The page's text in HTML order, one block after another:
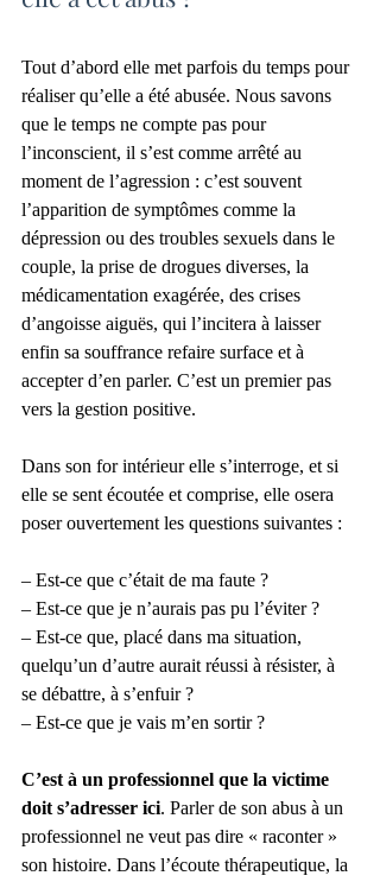
Tout d’abord elle met parfois du temps pour
réaliser qu’elle a été abusée. Nous savons
que le temps ne compte pas pour
l’inconscient, il s’est comme arrêté au
moment de l’agression : c’est souvent
l’apparition de symptômes comme la
dépression ou des troubles sexuels dans le
couple, la prise de drogues diverses, la
médicamentation exagérée, des crises
d’angoisse aiguës, qui l’incitera à laisser
enfin sa souffrance refaire surface et à
accepter d’en parler. C’est un premier pas
vers la gestion positive.
Dans son for intérieur elle s’interroge, et si
elle se sent écoutée et comprise, elle osera
poser ouvertement les questions suivantes :
– Est-ce que c’était de ma faute ?
– Est-ce que je n’aurais pas pu l’éviter ?
– Est-ce que, placé dans ma situation,
quelqu’un d’autre aurait réussi à résister, à
se débattre, à s’enfuir ?
– Est-ce que je vais m’en sortir ?
C’est à un professionnel que la victime
doit s’adresser ici. Parler de son abus à un
professionnel ne veut pas dire « raconter »
son histoire. Dans l’écoute thérapeutique, la